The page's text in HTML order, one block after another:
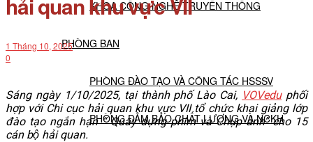
KHOA CÔNG NGHỆ TRUYỀN THÔNG
PHÒNG BAN
PHÒNG ĐÀO TẠO VÀ CÔNG TÁC HSSSV
PHÒNG ĐẢM BẢO CHẤT LƯỢNG VÀ NCKH
1 Tháng 10, 2025
0
Sáng ngày 1/10/2025, tại thành phố Lào Cai, VOVeduphối
hợp với Chi cục hải quan khu vực VII tổ chức khai giảng lớp
đào tạo ngắn hạn “ Quay dựng phim và Chụp ảnh” cho 15
cán bộ hải quan.